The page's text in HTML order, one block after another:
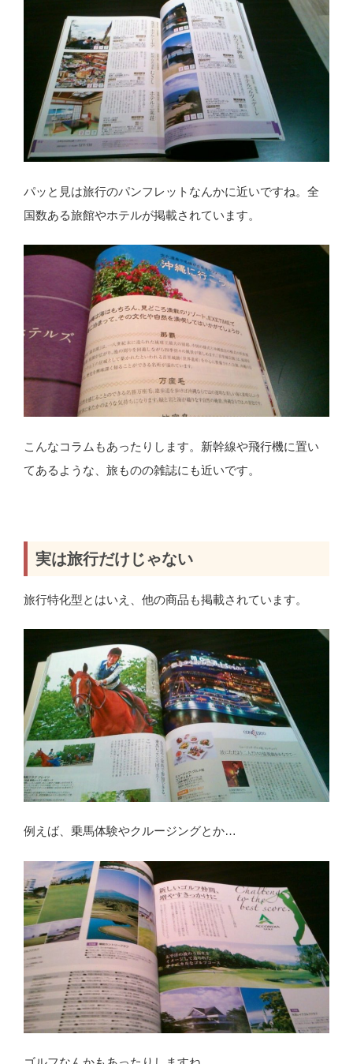
パッと見は旅行のパンフレットなんかに近いですね。全
国数ある旅館やホテルが掲載されています。
こんなコラムもあったりします。新幹線や飛行機に置い
てあるような、旅ものの雑誌にも近いです。
実は旅行だけじゃない
旅行特化型とはいえ、他の商品も掲載されています。
例えば、乗馬体験やクルージングとか…